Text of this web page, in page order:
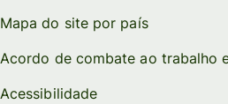
Mapa do site por país
Acordo de combate ao trabalho
Acessibilidade